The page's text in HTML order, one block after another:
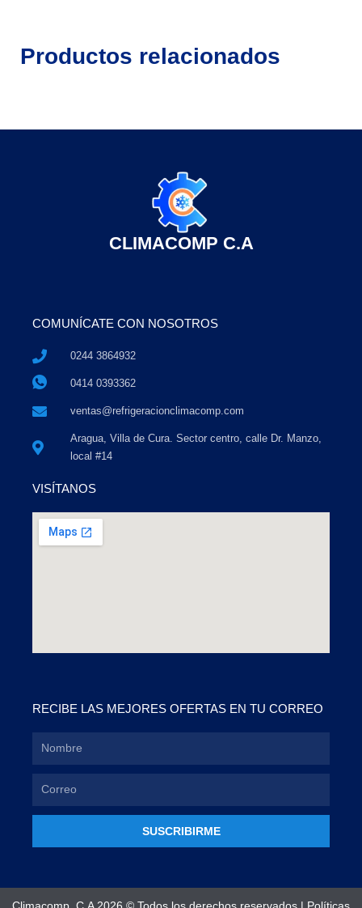
Productos relacionados
CLIMACOMP C.A
COMUNÍCATE CON NOSOTROS
0244 3864932
0414 0393362
ventas@refrigeracionclimacomp.com
Aragua, Villa de Cura. Sector centro, calle Dr. Manzo,
local #14
VISÍTANOS
RECIBE LAS MEJORES OFERTAS EN TU CORREO
SUSCRIBIRME